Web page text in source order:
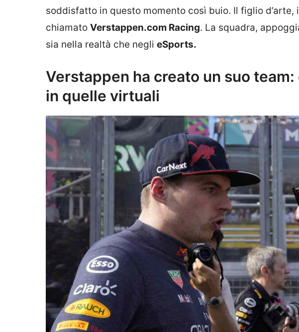
soddisfatto in questo momento così buio. Il figlio
chiamato Verstappen.com Racing. La squadra,
sia nella realtà che negli eSports.
Verstappen ha creato un suo
in quelle virtuali